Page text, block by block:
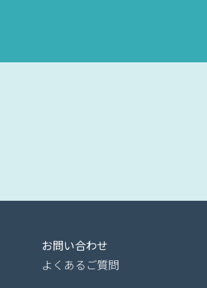
お問い合わせ
よくあるご質問